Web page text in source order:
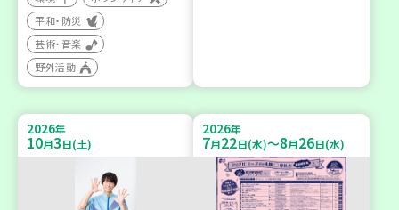
平和・防災
芸術・音楽
野外活動
2026年
10月3日(土)
2026年
7月22日(水)～8月26日(水)